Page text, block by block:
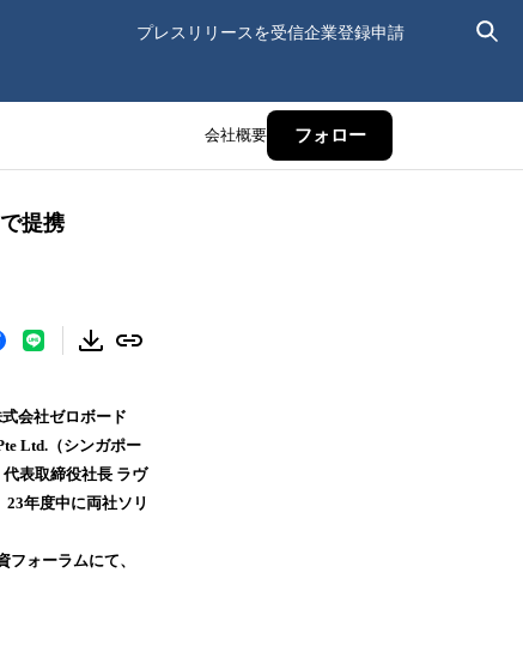
プレスリリースを受信企業登録申請
会社概要 フォロー
提携
会社ゼロボード
Ltd.（シンガポー
表取締役社長 ラヴ
年度中に両社ソリ
ォーラムにて、